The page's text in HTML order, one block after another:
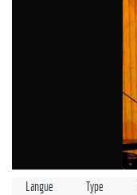
Langue Type